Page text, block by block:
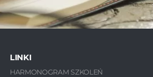
LINKI
HARMONOGRAM SZKOLEŃ